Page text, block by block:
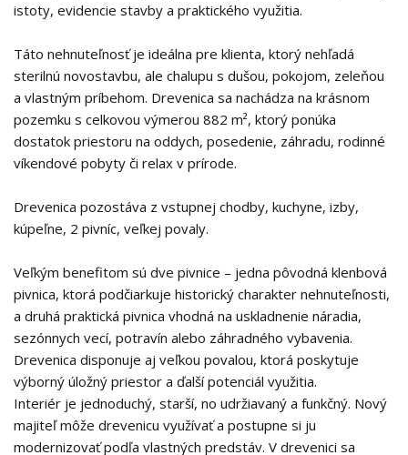
istoty, evidencie stavby a praktického využitia.
Táto nehnuteľnosť je ideálna pre klienta, ktorý nehľadá
sterilnú novostavbu, ale chalupu s dušou, pokojom, zeleňou
a vlastným príbehom. Drevenica sa nachádza na krásnom
pozemku s celkovou výmerou 882 m², ktorý ponúka
dostatok priestoru na oddych, posedenie, záhradu, rodinné
víkendové pobyty či relax v prírode.
Drevenica pozostáva z vstupnej chodby, kuchyne, izby,
kúpeľne, 2 pivníc, veľkej povaly.
Veľkým benefitom sú dve pivnice – jedna pôvodná klenbová
pivnica, ktorá podčiarkuje historický charakter nehnuteľnosti,
a druhá praktická pivnica vhodná na uskladnenie náradia,
sezónnych vecí, potravín alebo záhradného vybavenia.
Drevenica disponuje aj veľkou povalou, ktorá poskytuje
výborný úložný priestor a ďalší potenciál využitia.
Interiér je jednoduchý, starší, no udržiavaný a funkčný. Nový
majiteľ môže drevenicu využívať a postupne si ju
modernizovať podľa vlastných predstáv. V drevenici sa